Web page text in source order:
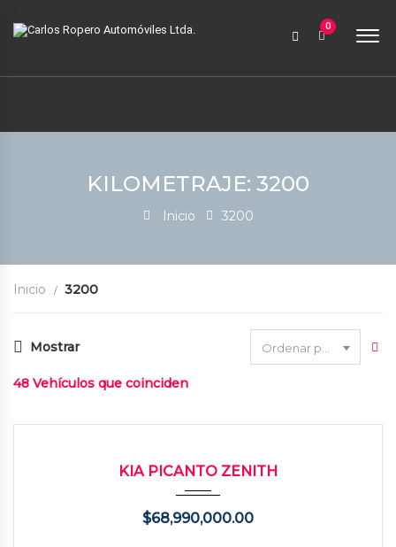
contabilidad@carlosroperoautomoviles.com
0
KILOMETRAJE: 3200
Inicio 3200
Inicio 3200
Mostrar
48 Vehículos que coinciden
KIA PICANTO ZENITH
$68,990,000.00